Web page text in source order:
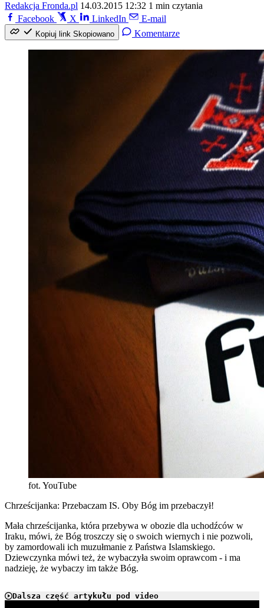
Redakcja Fronda.pl 14.03.2015 12:32 1 min czytania
Facebook
X LinkedIn E-mail
Kopiuj link Skopiowano Komentarze
fot. YouTube
Chrześcijanka: Przebaczam IS. Oby Bóg im przebaczył!
Mała chrześcijanka, która przebywa w obozie dla uchodźców w
Iraku, mówi, że Bóg troszczy się o swoich wiernych i nie pozwoli,
by zamordowali ich muzułmanie z Państwa Islamskiego.
Dziewczynka mówi też, że wybaczyła swoim oprawcom - i ma
nadzieję, że wybaczy im także Bóg.
Dalsza część artykułu pod video